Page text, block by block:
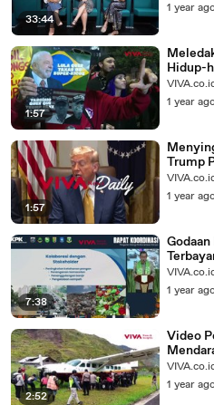
33:44
1 year
1:57
Hidup-
1 year
1:57
Trump
1 year
7:38
1 year
2:52
Video
1 year